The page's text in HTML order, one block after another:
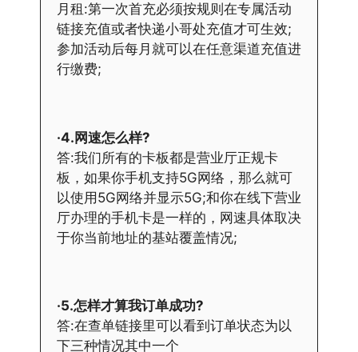
月租:第一次首充必须按规则在专属活动
链接充值或者快递小哥处充值才可生效;
参加活动后每月就可以在任意渠道充值进
行缴费;
·4.网速怎么样?
答:我们所有的卡板都是营业厅正规卡
板，如果你手机支持5G网络，那么就可
以使用5G网络并显示5G;和你在线下营业
厅办理的手机卡是一样的，网速具体取决
于你当前地址的基站覆盖情况;
·5.怎样才算我订单成功?
答:在查单链接里可以看到订单状态为以
下三种情况其中一个